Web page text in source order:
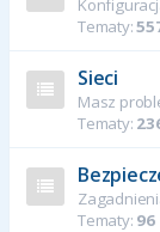
Tematy:
Sieci
Masz
Tematy:
Tematy: 96